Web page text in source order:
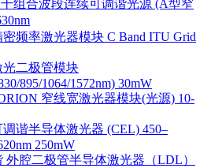
组合波段连续可调谐光源 (A型窄
密频率激光器模块 C Band ITU Grid
二极管模块
895/1064/1572nm) 30mW
窄线宽激光器模块(光源) 10-
谐半导体激光器 (CEL) 450–
250mW
外腔二极管半导体激光器（LDL）